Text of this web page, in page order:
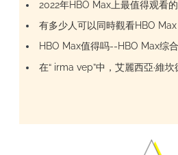
2022年HBO Max上最值得观看
有多少人可以同時觀看HBO Max
HBO Max值得吗--HBO Max综
在“ irma vep”中，艾麗西亞·維